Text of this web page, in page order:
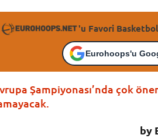
'u Favori Basketbol
Eurohoops'u
Şampiyonası’nda çok
by